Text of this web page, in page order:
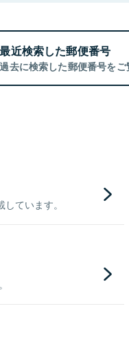
最近検索した郵便番号
過去に検索した郵便番号をご
ています。